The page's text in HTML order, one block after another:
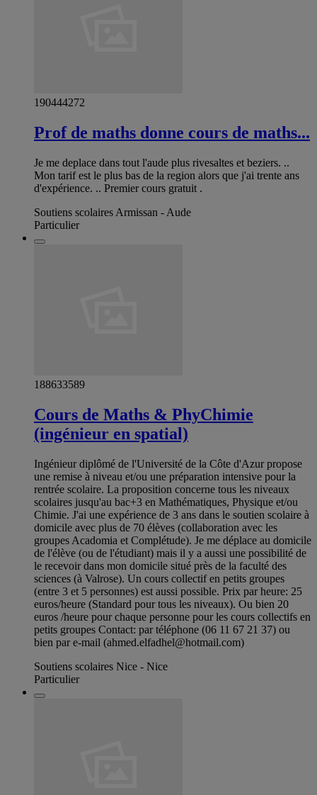
190444272
Prof de maths donne cours de maths...
Je me deplace dans tout l'aude plus rivesaltes et beziers. ..
Mon tarif est le plus bas de la region alors que j'ai trente ans
d'expérience. .. Premier cours gratuit .
Soutiens scolaires Armissan - Aude
Particulier
188633589
Cours de Maths & PhyChimie
(ingénieur en spatial)
Ingénieur diplômé de l'Université de la Côte d'Azur propose
une remise à niveau et/ou une préparation intensive pour la
rentrée scolaire. La proposition concerne tous les niveaux
scolaires jusqu'au bac+3 en Mathématiques, Physique et/ou
Chimie. J'ai une expérience de 3 ans dans le soutien scolaire à
domicile avec plus de 70 élèves (collaboration avec les
groupes Acadomia et Complétude). Je me déplace au domicile
de l'élève (ou de l'étudiant) mais il y a aussi une possibilité de
le recevoir dans mon domicile situé près de la faculté des
sciences (à Valrose). Un cours collectif en petits groupes
(entre 3 et 5 personnes) est aussi possible. Prix par heure: 25
euros/heure (Standard pour tous les niveaux). Ou bien 20
euros /heure pour chaque personne pour les cours collectifs en
petits groupes Contact: par téléphone (06 11 67 21 37) ou
bien par e-mail (ahmed.elfadhel@hotmail.com)
Soutiens scolaires Nice - Nice
Particulier